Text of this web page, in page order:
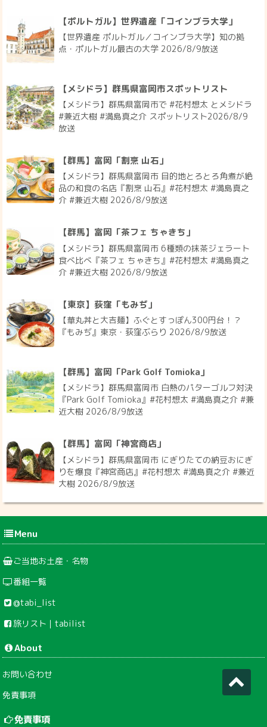
【ポルトガル】世界遺産「コインブラ大学」
【世界遺産 ポルトガル／コインブラ大学】知の拠
点・ポルトガル最古の大学 2026/8/9放送
【メシドラ】群馬県富岡市スポットリスト
【メシドラ】群馬県富岡市で #花村想太 とメシドラ
#兼近大樹 #満島真之介 スポットリスト2026/8/9
放送
【群馬】富岡「割烹 山石」
【メシドラ】群馬県富岡市 目的地とろとろ角煮が絶
品の和食の名店『割烹 山石』#花村想太 #満島真之
介 #兼近大樹 2026/8/9放送
【群馬】富岡「茶フェ ちゃきち」
【メシドラ】群馬県富岡市 6種類の抹茶ジェラート
食べ比べ『茶フェ ちゃきち』#花村想太 #満島真之
介 #兼近大樹 2026/8/9放送
【東京】荻窪「もみぢ」
【華丸丼と大吉麺】ふぐとすっぽん300円台！？
『もみぢ』東京・荻窪ぶらり 2026/8/9放送
【群馬】富岡「Park Golf Tomioka」
【メシドラ】群馬県富岡市 白熱のパターゴルフ対決
『Park Golf Tomioka』#花村想太 #満島真之介 #兼
近大樹 2026/8/9放送
【群馬】富岡「神宮商店」
【メシドラ】群馬県富岡市 にぎりたての納豆おにぎ
りを爆食『神宮商店』#花村想太 #満島真之介 #兼近
大樹 2026/8/9放送
Menu
ご当地お土産・名物
番組一覧
@tabi_list
旅リスト｜tabilist
About
お問い合わせ
免責事項
免責事項